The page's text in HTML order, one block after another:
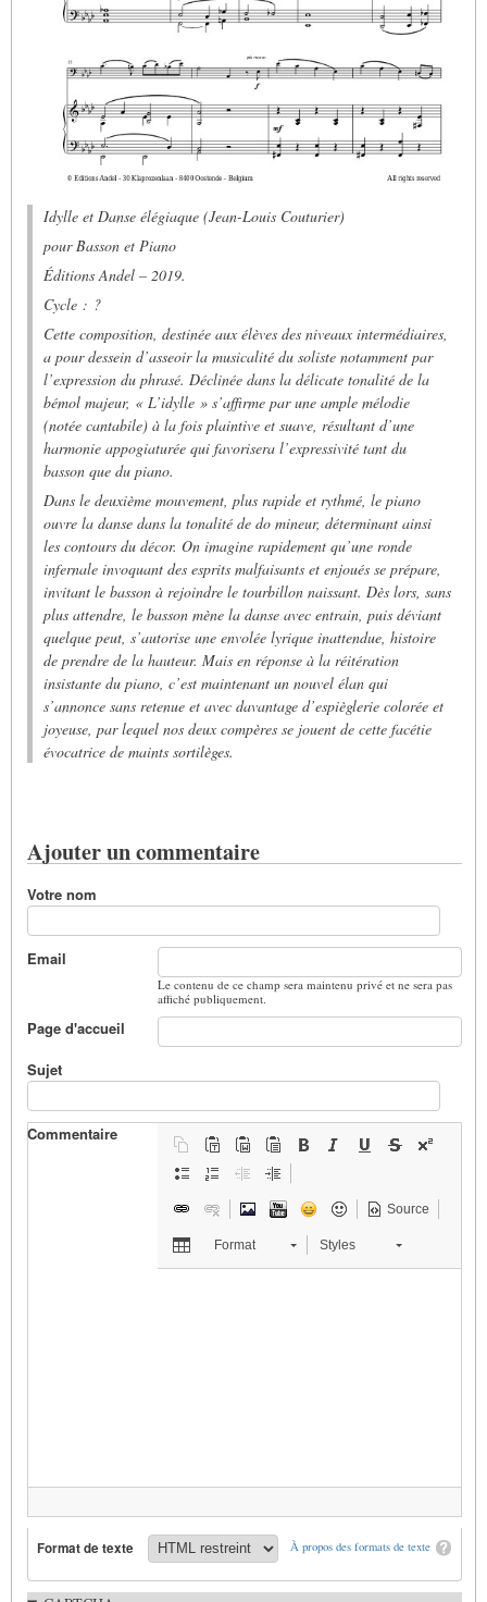
Idylle et Danse élégiaque (Jean-Louis Couturier)
pour Basson et Piano
Éditions Andel – 2019.
Cycle : ?
Cette composition, destinée aux élèves des niveaux intermédiaires,
a pour dessein d’asseoir la musicalité du soliste notamment par
l’expression du phrasé. Déclinée dans la délicate tonalité de la
bémol majeur, « L’idylle » s’affirme par une ample mélodie
(notée cantabile) à la fois plaintive et suave, résultant d’une
harmonie appogiaturée qui favorisera l’expressivité tant du
basson que du piano.
Dans le deuxième mouvement, plus rapide et rythmé, le piano
ouvre la danse dans la tonalité de do mineur, déterminant ainsi
les contours du décor. On imagine rapidement qu’une ronde
infernale invoquant des esprits malfaisants et enjoués se prépare,
invitant le basson à rejoindre le tourbillon naissant. Dès lors, sans
plus attendre, le basson mène la danse avec entrain, puis déviant
quelque peut, s’autorise une envolée lyrique inattendue, histoire
de prendre de la hauteur. Mais en réponse à la réitération
insistante du piano, c’est maintenant un nouvel élan qui
s’annonce sans retenue et avec davantage d’espièglerie colorée et
joyeuse, par lequel nos deux compères se jouent de cette facétie
évocatrice de maints sortilèges.
Ajouter un commentaire
Votre nom
Email
Le contenu de ce champ sera maintenu privé et ne sera pas
affiché publiquement.
Page d'accueil
Sujet
Commentaire
Source
Format Styles
À propos des formats de texte
Format de texte